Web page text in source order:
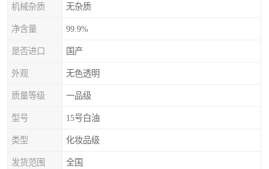
机械杂质 无杂质
净含量 99.9%
是否进口 国产
外观 无色透明
质量等级 一品级
型号 15号白油
类型 化妆品级
发货范围 全国